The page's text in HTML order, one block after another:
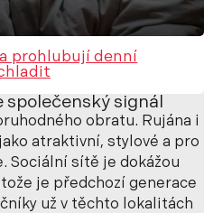
prohlubují denní
společenský signál
obratu. Rujána i
atraktivní, stylové a pro
Sociální sítě je dokážou
je předchozí generace
už v těchto lokalitách